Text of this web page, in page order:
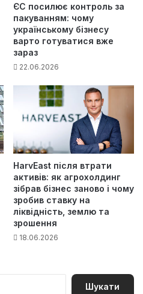
ЄС посилює контроль за
пакуванням: чому
українському бізнесу
варто готуватися вже
зараз
22.06.2026
HarvEast після втрати
активів: як агрохолдинг
зібрав бізнес заново і чому
зробив ставку на
ліквідність, землю та
зрошення
18.06.2026
П